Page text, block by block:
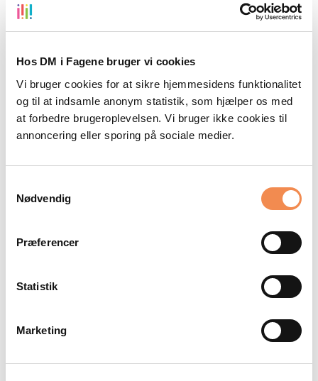
Hos DM i Fagene bruger vi cookies
Vi bruger cookies for at sikre hjemmesidens funktionalitet
og til at indsamle anonym statistik, som hjælper os med
at forbedre brugeroplevelsen. Vi bruger ikke cookies til
annoncering eller sporing på sociale medier.
Nødvendig
Præferencer
Statistik
Marketing
2021/22
Beskrivelse
Download alt til den indledende runde i
naturfaglig hold fra året 2021/22.
Zip-filen indeholder:
Bedømmelseskriterier, bilag, caseopgave